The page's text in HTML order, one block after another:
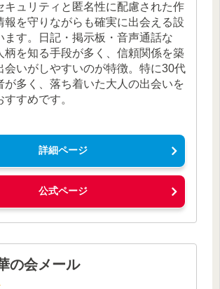
キュリティと匿名性に配慮された作
報を守りながらも確実に出会える設
ます。日記・掲示板・音声通話な
柄を知る手段が多く、信頼関係を築
会いがしやすいのが特徴。特に30代
が多く、落ち着いた大人の出会いを
すめです。
詳細ページ
公式ページ
の会メール